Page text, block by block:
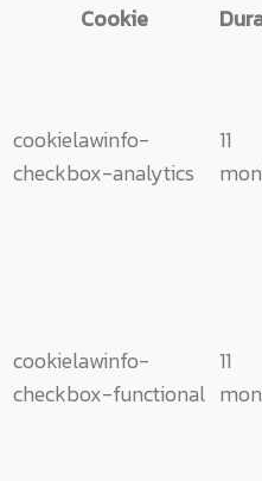
Cookie
cookielawinfo-
checkbox-analytics
11
cookielawinfo-
checkbox-functional
11